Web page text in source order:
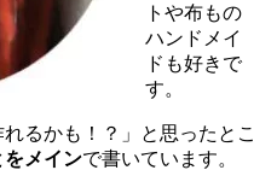
トや布もの
ハンドメイ
ドも好きで
す。
るかも！？」と思ったとこ
をメインで書いています。